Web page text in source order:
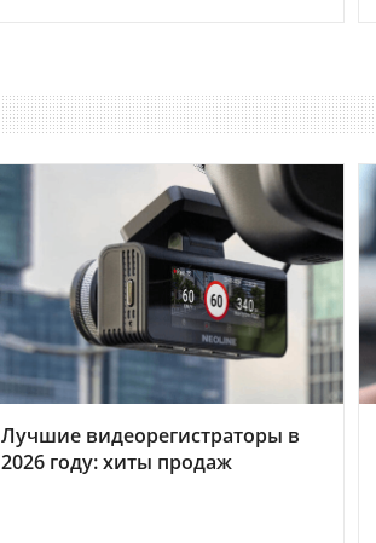
Лучшие видеорегистраторы в
2026 году: хиты продаж